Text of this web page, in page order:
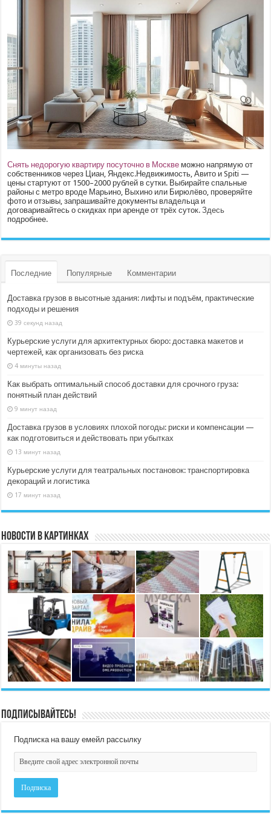
Снять недорогую квартиру посуточно в Москве можно напрямую от
собственников через Циан, Яндекс.Недвижимость, Авито и Spiti —
цены стартуют от 1500–2000 рублей в сутки. Выбирайте спальные
районы с метро вроде Марьино, Выхино или Бирюлёво, проверяйте
фото и отзывы, запрашивайте документы владельца и
договаривайтесь о скидках при аренде от трёх суток.Здесь
подробнее.
Последние Популярные Комментарии
Доставка грузов в высотные здания: лифты и подъём, практические
подходы и решения
39 секунд назад
Курьерские услуги для архитектурных бюро: доставка макетов и
чертежей, как организовать без риска
4 минуты назад
Как выбрать оптимальный способ доставки для срочного груза:
понятный план действий
9 минут назад
Доставка грузов в условиях плохой погоды: риски и компенсации —
как подготовиться и действовать при убытках
13 минут назад
Курьерские услуги для театральных постановок: транспортировка
декораций и логистика
17 минут назад
Новости в картинках
Подписывайтесь!
Подписка на вашу емейл рассылку